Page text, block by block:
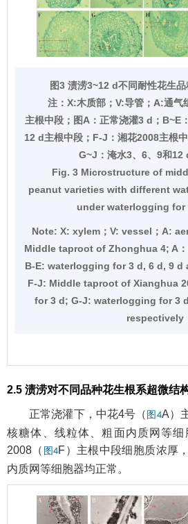
图3 渍涝3~12 d不同耐性花生
注： X:木质部；V:导管；A:通气
主根中段；图A：正常浇灌3 d；B~E
12 d主根中段；F-J：湘花2008主根
G~J：淹水3、6、9和12
Fig. 3 Microstructure of
peanut varieties with different
under waterlogging for
Note: X: xylem；V: vessel；A:
Middle taproot of Zhonghua 4; A
B-E: waterlogging for 3 d, 6 d, 9 d
F-J: Middle taproot of Xianghua
for 3 d; G-J: waterlogging for 3
respectively
2.5 渍涝对不同品种花生根系超微结
正常浇灌下，中花4号（ 图4A）
核糖体、线粒体、粗面内质网等
2008（ 图4F）主根中段细胞质浓厚
内质网等细胞器均正常。